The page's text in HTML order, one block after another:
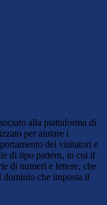
alla piattaforma di
per aiutare i
dei visitatori e
di tipo pattern, in cui il
di numeri e lettere, che
dominio che imposta il